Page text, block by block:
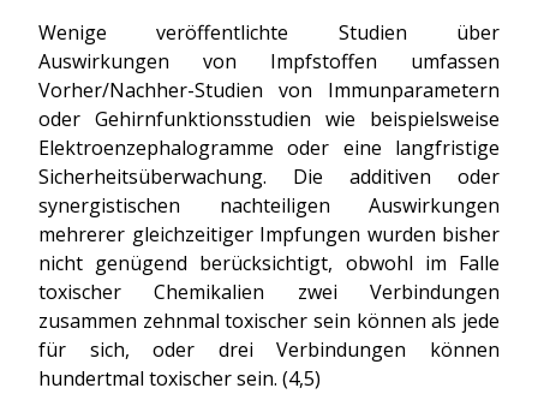
Wenige veröffentlichte Studien über
Auswirkungen von Impfstoffen umfassen
Vorher/Nachher-Studien von Immunparametern
oder Gehirnfunktionsstudien wie beispielsweise
Elektroenzephalogramme oder eine langfristige
Sicherheitsüberwachung. Die additiven oder
synergistischen nachteiligen Auswirkungen
mehrerer gleichzeitiger Impfungen wurden bisher
nicht genügend berücksichtigt, obwohl im Falle
toxischer Chemikalien zwei Verbindungen
zusammen zehnmal toxischer sein können als jede
für sich, oder drei Verbindungen können
hundertmal toxischer sein. (4,5)